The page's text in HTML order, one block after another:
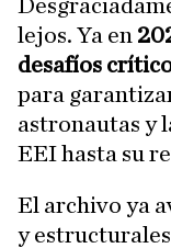
lejos. Ya en
desafíos
para
astronautas y
EEI hasta su
El archivo ya
y